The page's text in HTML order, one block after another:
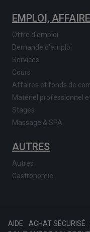
EMPLOI,
Offre d'emploi
Demande d'emploi
Services
Cours
Affaires et fonds de
Matériel professionnel
Stages
Massage & SPA
AUTRES
Autres
Gastronomie
AIDE ACHAT SÉCURISÉ